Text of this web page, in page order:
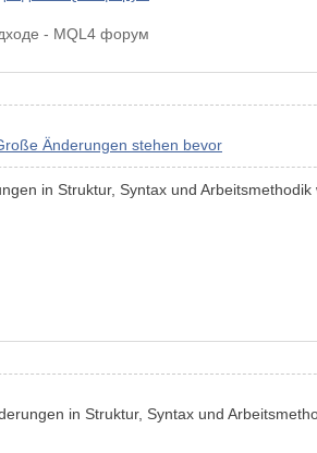
- MQL4 форум
Änderungen stehen bevor
in Struktur, Syntax und
in Struktur, Syntax und